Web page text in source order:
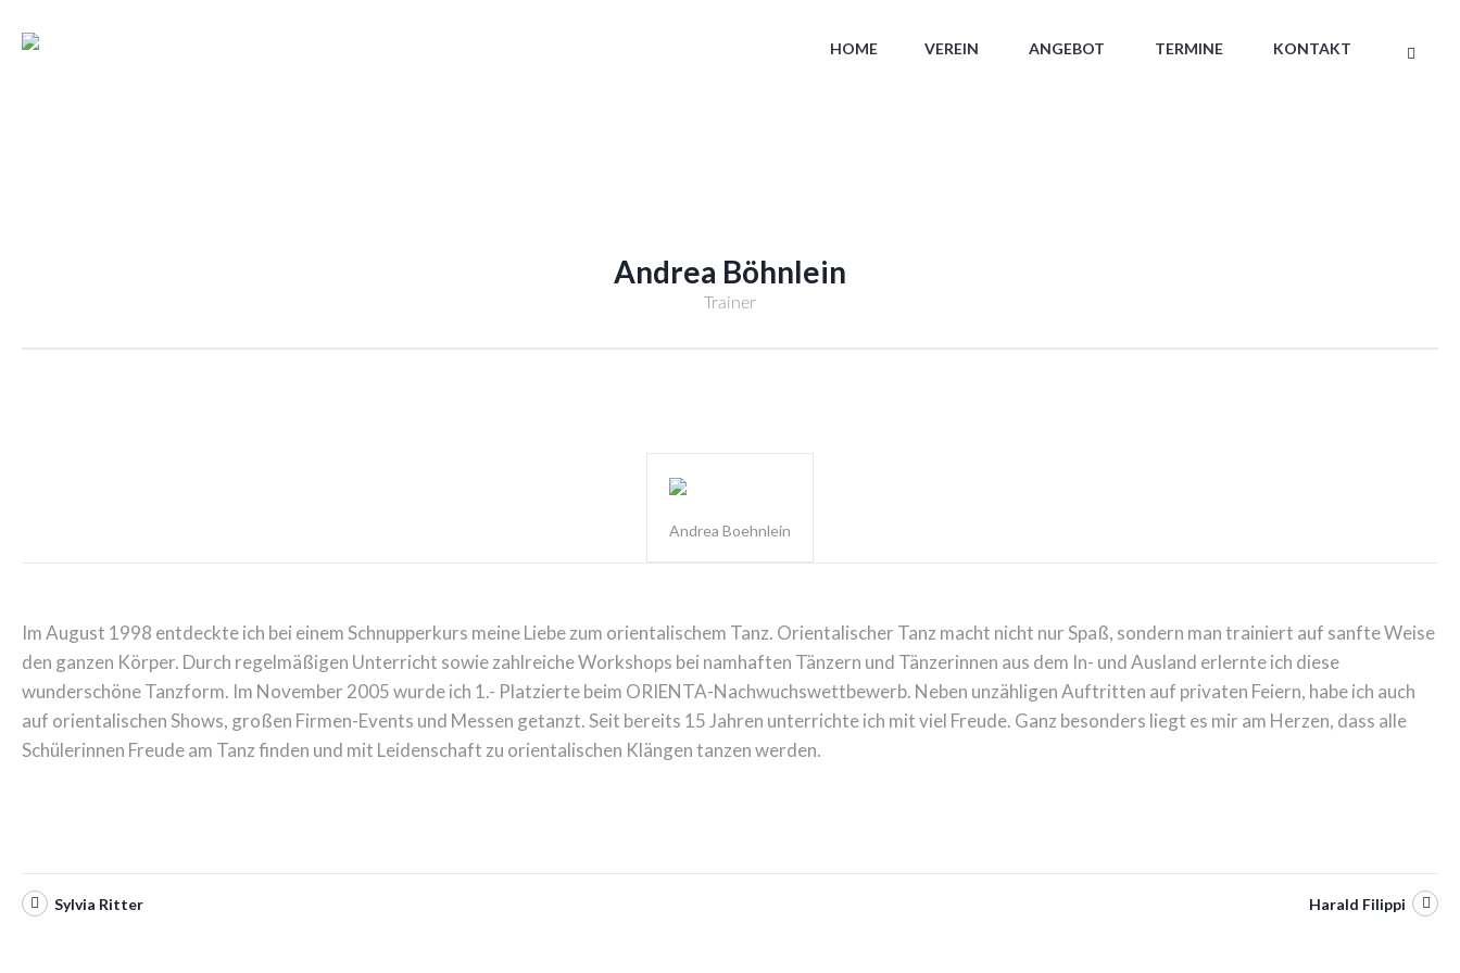
HOME VEREIN ANGEBOT TERMINE KONTAKT
Andrea Böhnlein
Trainer
Andrea Boehnlein
Im August 1998 entdeckte ich bei einem Schnupperkurs meine Liebe zum orientalischem Tanz. Orientalischer Tanz macht nicht nur Spaß, sondern man trainiert auf sanfte Weise
den ganzen Körper. Durch regelmäßigen Unterricht sowie zahlreiche Workshops bei namhaften Tänzern und Tänzerinnen aus dem In- und Ausland erlernte ich diese
wunderschöne Tanzform. Im November 2005 wurde ich 1.- Platzierte beim ORIENTA-Nachwuchswettbewerb. Neben unzähligen Auftritten auf privaten Feiern, habe ich auch
auf orientalischen Shows, großen Firmen-Events und Messen getanzt. Seit bereits 15 Jahren unterrichte ich mit viel Freude. Ganz besonders liegt es mir am Herzen, dass alle
Schülerinnen Freude am Tanz finden und mit Leidenschaft zu orientalischen Klängen tanzen werden.
Sylvia Ritter Harald Filippi